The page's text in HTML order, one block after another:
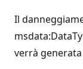
Il
verrà